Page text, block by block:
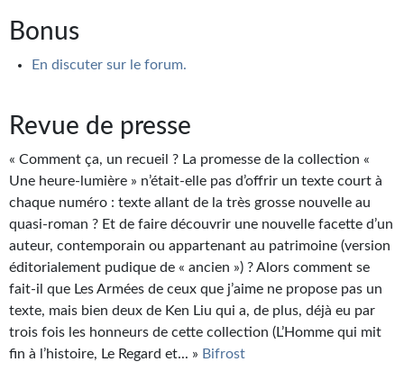
Journal d'un homme des bois
CONTACT
Nous contacter
F.A.Q.
Soumettre un manuscrit
Support technique
Bonus
En discuter sur le forum.
Revue de presse
« Comment ça, un recueil ? La promesse de la collection «
Une heure-lumière » n’était-elle pas d’offrir un texte court à
chaque nu­méro : texte allant de la très grosse nouvelle au
quasi-roman ? Et de faire découvrir une nouvelle facette d’un
auteur, contemporain ou appartenant au patrimoine (ver­sion
éditorialement pudique de « ancien ») ? Alors comment se
fait-il que Les Armées de ceux que j’aime ne propose pas un
texte, mais bien deux de Ken Liu qui a, de plus, déjà eu par
trois fois les honneurs de cette collection (L’Homme qui mit
fin à l’histoire, Le Regard et... » Bifrost